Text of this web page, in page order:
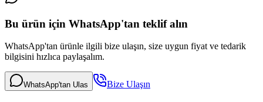
Bu ürün için WhatsApp'tan teklif alın
WhatsApp'tan ürünle ilgili bize ulaşın, size uygun fiyat ve tedarik
bilgisini hızlıca paylaşalım.
WhatsApp'tan Ulas Bize Ulaşın